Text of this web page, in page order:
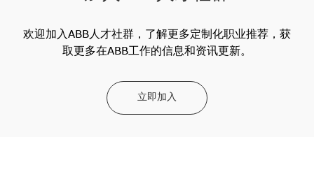
欢迎加入ABB人才社群，了解更多定制化职业推荐，获
取更多在ABB工作的信息和资讯更新。
立即加入